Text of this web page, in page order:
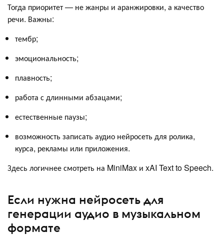
Тогда приоритет — не жанры и аранжировки, а качество
речи. Важны:
тембр;
эмоциональность;
плавность;
работа с длинными абзацами;
естественные паузы;
возможность записать аудио нейросеть для ролика,
курса, рекламы или приложения.
Здесь логичнее смотреть на MiniMax и xAI Text to Speech.
Если нужна нейросеть для
генерации аудио в музыкальном
формате